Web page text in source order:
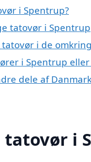
i Spentrup?
tatovør i Spentrup
i de
i Spentrup
dele af
tatovør i